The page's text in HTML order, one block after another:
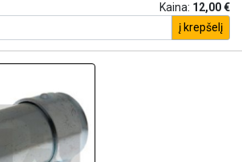
Kaina: 12,00 €
į krepšelį